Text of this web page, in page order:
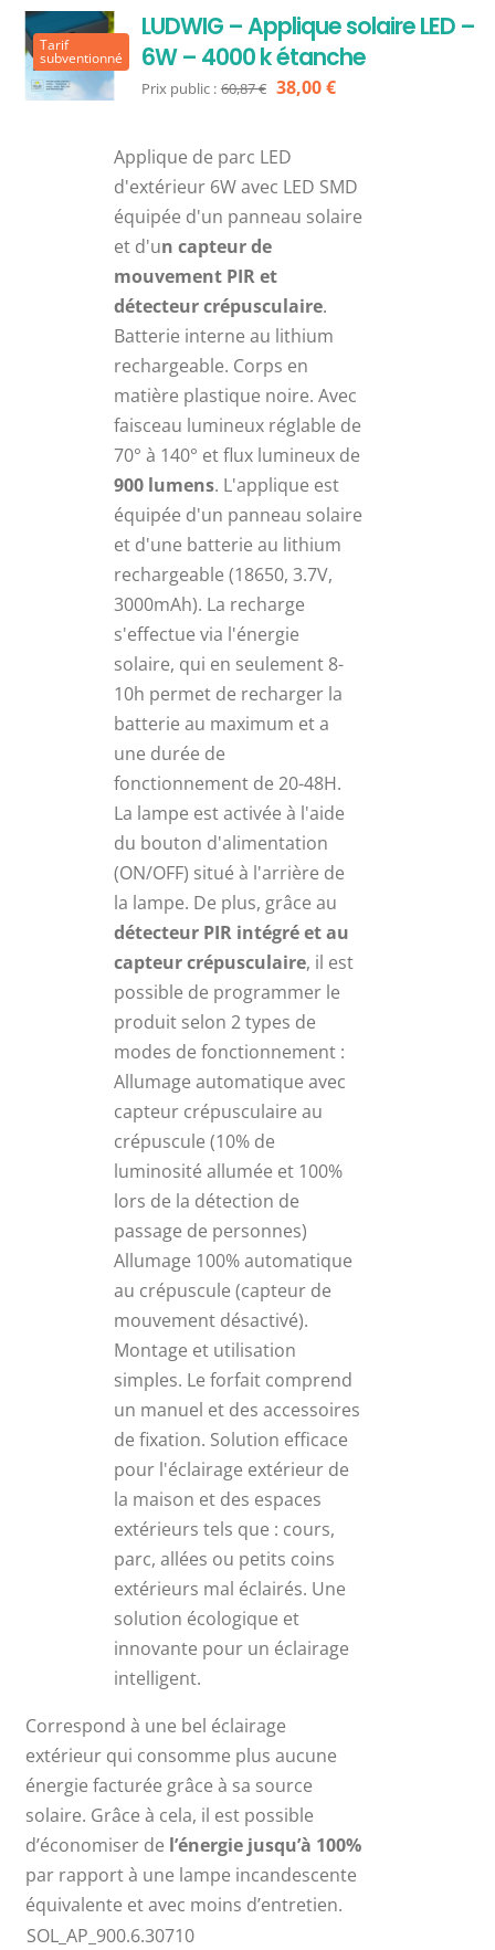
Tarif
subventionné
LUDWIG – Applique solaire LED –
6W – 4000 k étanche
Prix public : 60,87€ Le
initial
était :
60,87 €.
38,00€Le
est :
38,00 €.
Applique de parc LED
d'extérieur 6W avec LED SMD
équipée d'un panneau solaire
et d'un capteur de
mouvement PIR et
détecteur crépusculaire.
Batterie interne au lithium
rechargeable. Corps en
matière plastique noire. Avec
faisceau lumineux réglable de
70° à 140° et flux lumineux de
900 lumens. L'applique est
équipée d'un panneau solaire
et d'une batterie au lithium
rechargeable (18650, 3.7V,
3000mAh). La recharge
s'effectue via l'énergie
solaire, qui en seulement 8-
10h permet de recharger la
batterie au maximum et a
une durée de
fonctionnement de 20-48H.
La lampe est activée à l'aide
du bouton d'alimentation
(ON/OFF) situé à l'arrière de
la lampe. De plus, grâce au
détecteur PIR intégré et au
capteur crépusculaire, il est
possible de programmer le
produit selon 2 types de
modes de fonctionnement :
Allumage automatique avec
capteur crépusculaire au
crépuscule (10% de
luminosité allumée et 100%
lors de la détection de
passage de personnes)
Allumage 100% automatique
au crépuscule (capteur de
mouvement désactivé).
Montage et utilisation
simples. Le forfait comprend
un manuel et des accessoires
de fixation. Solution efficace
pour l'éclairage extérieur de
la maison et des espaces
extérieurs tels que : cours,
parc, allées ou petits coins
extérieurs mal éclairés. Une
solution écologique et
innovante pour un éclairage
intelligent.
Correspond à une bel éclairage
extérieur qui consomme plus aucune
énergie facturée grâce à sa source
solaire. Grâce à cela, il est possible
d’économiser de l’énergie jusqu’à 100%
par rapport à une lampe incandescente
équivalente et avec moins d’entretien.
SOL_AP_900.6.30710